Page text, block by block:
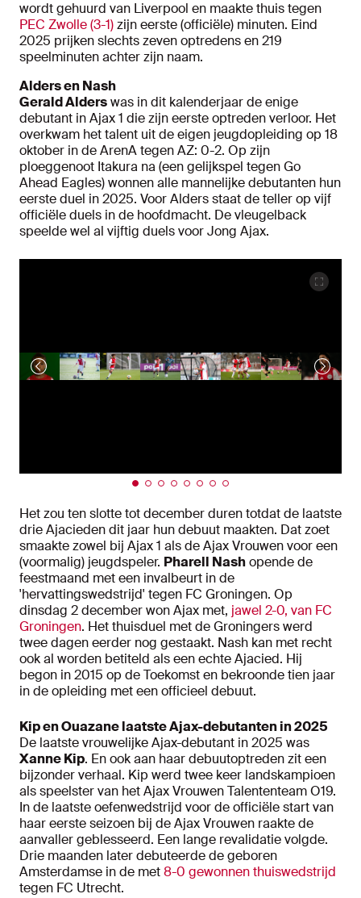
wordt gehuurd van Liverpool en maakte thuis tegen
PEC Zwolle (3-1)zijn eerste (officiële) minuten. Eind
2025 prijken slechts zeven optredens en 219
speelminuten achter zijn naam.
Alders en Nash
Gerald Alderswas in dit kalenderjaar de enige
debutant in Ajax 1 die zijn eerste optreden verloor. Het
overkwam het talent uit de eigen jeugdopleiding op 18
oktober in de ArenA tegen AZ: 0-2. Op zijn
ploeggenoot Itakura na (een gelijkspel tegen Go
Ahead Eagles) wonnen alle mannelijke debutanten hun
eerste duel in 2025. Voor Alders staat de teller op vijf
officiële duels in de hoofdmacht. De vleugelback
speelde wel al vijftig duels voor Jong Ajax.
Het zou ten slotte tot december duren totdat de laatste
drie Ajacieden dit jaar hun debuut maakten. Dat zoet
smaakte zowel bij Ajax 1 als de Ajax Vrouwen voor een
(voormalig) jeugdspeler. Pharell Nashopende de
feestmaand met een invalbeurt in de
'hervattingswedstrijd' tegen FC Groningen. Op
dinsdag 2 december won Ajax met, jawel 2-0, van FC
Groningen. Het thuisduel met de Groningers werd
twee dagen eerder nog gestaakt. Nash kan met recht
ook al worden betiteld als een echte Ajacied. Hij
begon in 2015 op de Toekomst en bekroonde tien jaar
in de opleiding met een officieel debuut.
Kip en Ouazane laatste Ajax-debutanten in 2025
De laatste vrouwelijke Ajax-debutant in 2025 was
Xanne Kip. En ook aan haar debuutoptreden zit een
bijzonder verhaal. Kip werd twee keer landskampioen
als speelster van het Ajax Vrouwen Talententeam O19.
In de laatste oefenwedstrijd voor de officiële start van
haar eerste seizoen bij de Ajax Vrouwen raakte de
aanvaller geblesseerd. Een lange revalidatie volgde.
Drie maanden later debuteerde de geboren
Amsterdamse in de met8-0 gewonnen thuiswedstrijd
tegen FC Utrecht.